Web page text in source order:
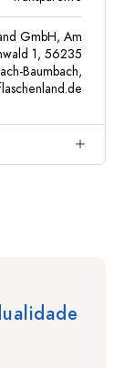
GmbH, Am
1, 56235
Baumbach,